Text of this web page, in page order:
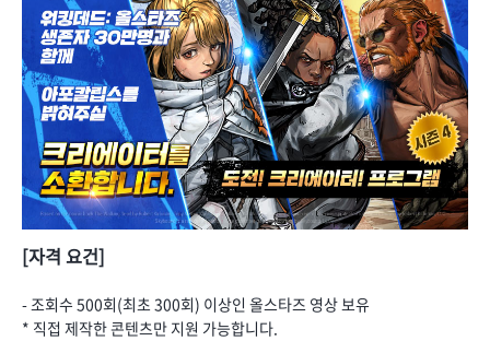
[자격 요건]
- 조회수 500회(최초 300회) 이상인 올스타즈 영상 보유
* 직접 제작한 콘텐츠만 지원 가능합니다.